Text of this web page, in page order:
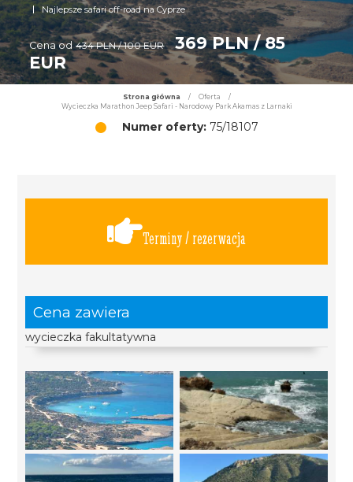
Najlepsze safari off-road na Cyprze
Cena od 434 PLN / 100 EUR
369 PLN / 85
EUR
Strona główna / Oferta
/
Wycieczka Marathon Jeep Safari - Narodowy Park Akamas z Larnaki
Numer oferty:75/18107
Terminy / rezerwacja
Cena zawiera
wycieczka fakultatywna